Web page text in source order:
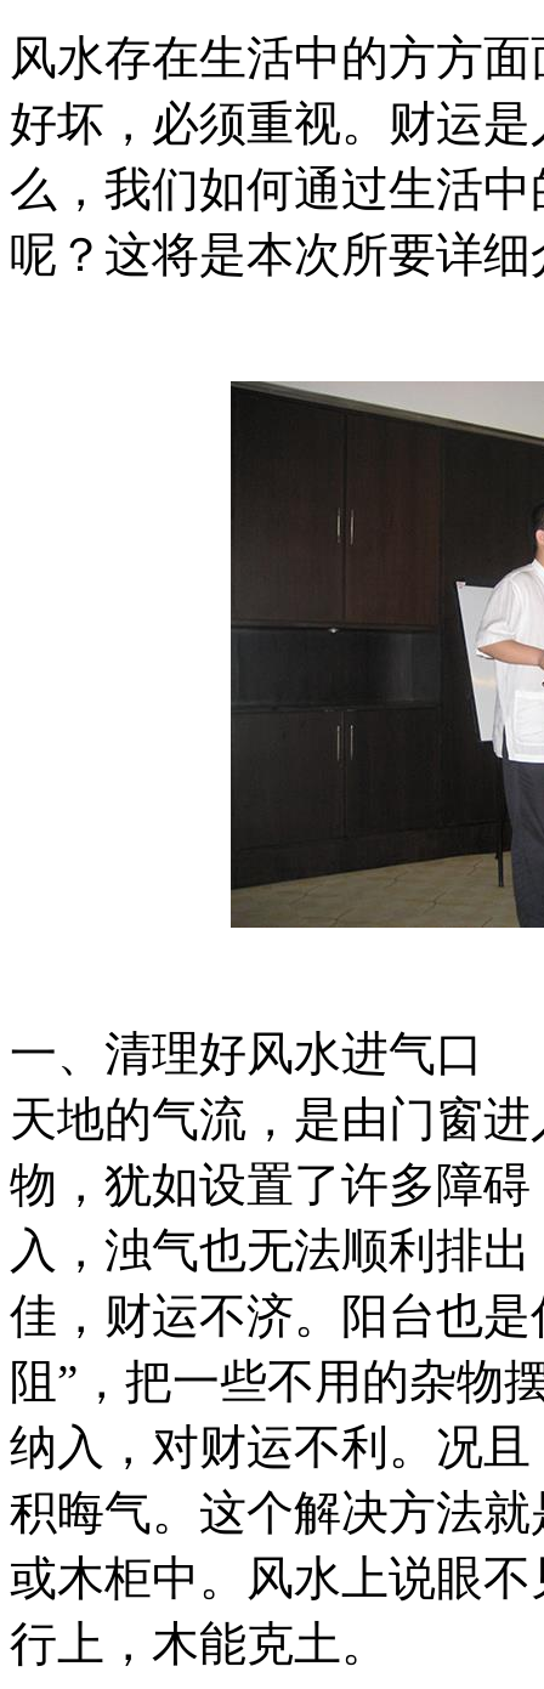
风水存在生活中的方方
好坏，必须重视。财运
么，我们如何通过生活
呢？这将是本次所要详
一、清理好风水进气口
天地的气流，是由门窗
物，犹如设置了许多障
入，浊气也无法顺利排
佳，财运不济。阳台也
阻”，把一些不用的杂物
纳入，对财运不利。况
积晦气。这个解决方法
或木柜中。风水上说眼
行上，木能克土。